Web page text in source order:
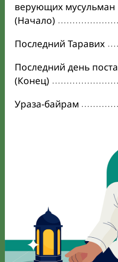
верующих мусульман
(Начало)
Последний Таравих
Последний день поста
(Конец)
Ураза-байрам